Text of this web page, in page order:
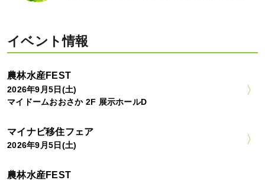
イベント情報
農林水産FEST
2026年9月5日(土)
マイドームおおさか 2F 展示ホールD
マイナビ移住フェア
2026年9月5日(土)
農林水産FEST